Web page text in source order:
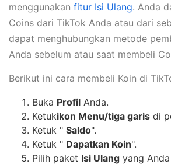
menggunakan fitur Isi Ulang. Anda
Coins dari TikTok Anda atau dari
dapat menghubungkan metode
Anda sebelum atau saat membeli
Berikut ini cara membeli Koin di
Buka Profil Anda.
Ketukikon Menu/tiga garis di
Ketuk " Saldo".
Ketuk " Dapatkan Koin".
Pilih paket Isi Ulang yang